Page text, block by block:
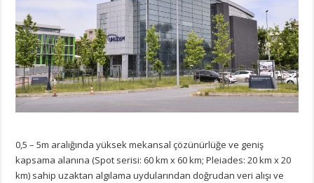
0,5 – 5m aralığında yüksek mekansal çözünürlüğe ve geniş
kapsama alanına (Spot serisi: 60 km x 60 km; Pleiades: 20 km x 20
km) sahip uzaktan algılama uydularından doğrudan veri alışı ve